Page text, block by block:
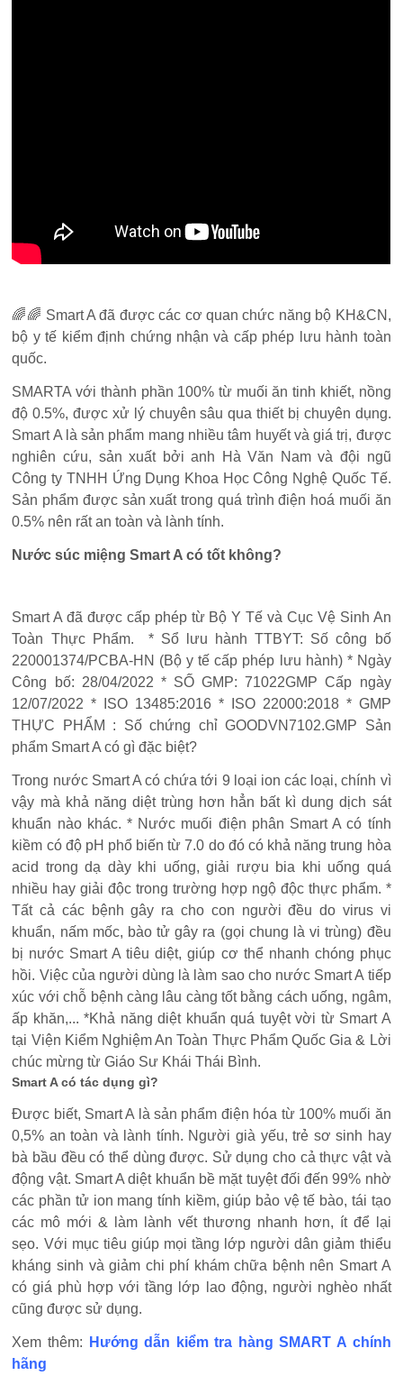
🌈🌈 Smart A đã được các cơ quan chức năng bộ KH&CN,
bộ y tế kiểm định chứng nhận và cấp phép lưu hành toàn
quốc.
SMARTA với thành phần 100% từ muối ăn tinh khiết, nồng
độ 0.5%, được xử lý chuyên sâu qua thiết bị chuyên dụng.
Smart A là sản phẩm mang nhiều tâm huyết và giá trị, được
nghiên cứu, sản xuất bởi anh Hà Văn Nam và đội ngũ
Công ty TNHH Ứng Dụng Khoa Học Công Nghệ Quốc Tế.
Sản phẩm được sản xuất trong quá trình điện hoá muối ăn
0.5% nên rất an toàn và lành tính.
Nước súc miệng Smart A có tốt không?
Smart A đã được cấp phép từ Bộ Y Tế và Cục Vệ Sinh An
Toàn Thực Phẩm. * Sổ lưu hành TTBYT: Số công bố
220001374/PCBA-HN (Bộ y tế cấp phép lưu hành) * Ngày
Công bố: 28/04/2022 * SỐ GMP: 71022GMP Cấp ngày
12/07/2022 * ISO 13485:2016 * ISO 22000:2018 * GMP
THỰC PHẨM : Số chứng chỉ GOODVN7102.GMP Sản
phẩm Smart A có gì đặc biệt?
Trong nước Smart A có chứa tới 9 loại ion các loại, chính vì
vậy mà khả năng diệt trùng hơn hẳn bất kì dung dịch sát
khuẩn nào khác. * Nước muối điện phân Smart A có tính
kiềm có độ pH phổ biến từ 7.0 do đó có khả năng trung hòa
acid trong dạ dày khi uống, giải rượu bia khi uống quá
nhiều hay giải độc trong trường hợp ngộ độc thực phẩm. *
Tất cả các bệnh gây ra cho con người đều do virus vi
khuẩn, nấm mốc, bào tử gây ra (gọi chung là vi trùng) đều
bị nước Smart A tiêu diệt, giúp cơ thể nhanh chóng phục
hồi. Việc của người dùng là làm sao cho nước Smart A tiếp
xúc với chỗ bệnh càng lâu càng tốt bằng cách uống, ngâm,
ấp khăn,... *Khả năng diệt khuẩn quá tuyệt vời từ Smart A
tại Viện Kiểm Nghiệm An Toàn Thực Phẩm Quốc Gia & Lời
chúc mừng từ Giáo Sư Khái Thái Bình.
Smart A có tác dụng gì?
Được biết, Smart A là sản phẩm điện hóa từ 100% muối ăn
0,5% an toàn và lành tính. Người già yếu, trẻ sơ sinh hay
bà bầu đều có thể dùng được. Sử dụng cho cả thực vật và
động vật. Smart A diệt khuẩn bề mặt tuyệt đối đến 99% nhờ
các phần tử ion mang tính kiềm, giúp bảo vệ tế bào, tái tạo
các mô mới & làm lành vết thương nhanh hơn, ít để lại
sẹo. Với mục tiêu giúp mọi tầng lớp người dân giảm thiểu
kháng sinh và giảm chi phí khám chữa bệnh nên Smart A
có giá phù hợp với tầng lớp lao động, người nghèo nhất
cũng được sử dụng.
Xem thêm:
Hướng dẫn kiểm tra hàng SMART A chính
hãng